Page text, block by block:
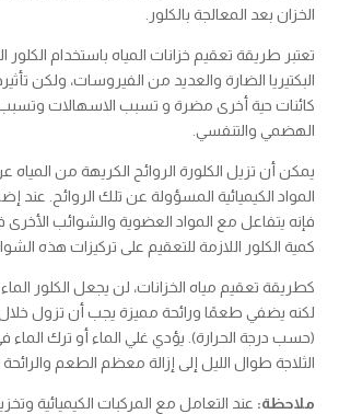
الخزان بعد المعالجة بالكلور.
تعتبر طريقة تعقيم خزانات المياه باستخدام الكلور
البكتيريا الضارة والعديد من الفيروسات، ولكن
كائنات حية أخرى مضرة و تسبب الاسهالات
الهضمي والتنفسي.
يمكن أن تزيل الكلورة الروائح الكريهة من
المواد الكيميائية المسؤولة عن تلك الروائح. عند
فإنه يتفاعل مع المواد العضوية والشوائب الأخرى
كمية الكلور اللازمة للتعقيم على تركيزات هذه
كطريقة تعقيم مياه الخزانات، لن يجعل الكلور
(حسب درجة الحرارة). يؤدي غلي الماء أو ترك
الثلاجة طوال الليل إلى إزالة معظم الطعم والرائحة
ملاحظة: عند التعامل مع المركبات الكيميائية